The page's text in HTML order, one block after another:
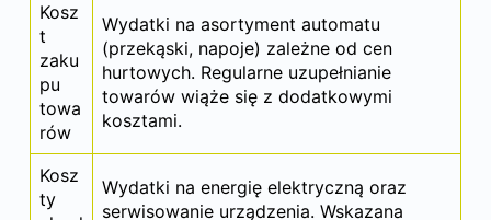
Kosz
t
zaku
pu
towa
rów
Wydatki na asortyment automatu
(przekąski, napoje) zależne od cen
hurtowych. Regularne uzupełnianie
towarów wiąże się z dodatkowymi
kosztami.
Kosz
ty
Wydatki na energię elektryczną oraz
serwisowanie urządzenia. Wskazana